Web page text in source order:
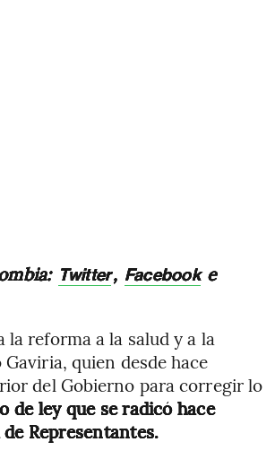
Twitter, Facebooke
reforma a la salud y a la
quien desde hace
del Gobierno para corregir lo
de ley que se radicó hace
Representantes.